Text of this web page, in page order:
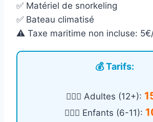
✅ Matériel de snorkeling
✅ Bateau climatisé
⚠️ Taxe maritime non incluse:
💰 Tarifs:
🙎🏻‍♂️ Adultes (12+):
🧍🏻‍♀️ Enfants (6-11):